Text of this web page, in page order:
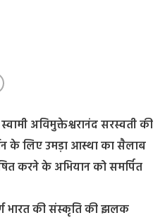
अविमुक्तेश्वरानंद सरस्वती की
के लिए उमड़ा आस्था का सैलाब
करने के अभियान को समर्पित
भारत की संस्कृति की झलक